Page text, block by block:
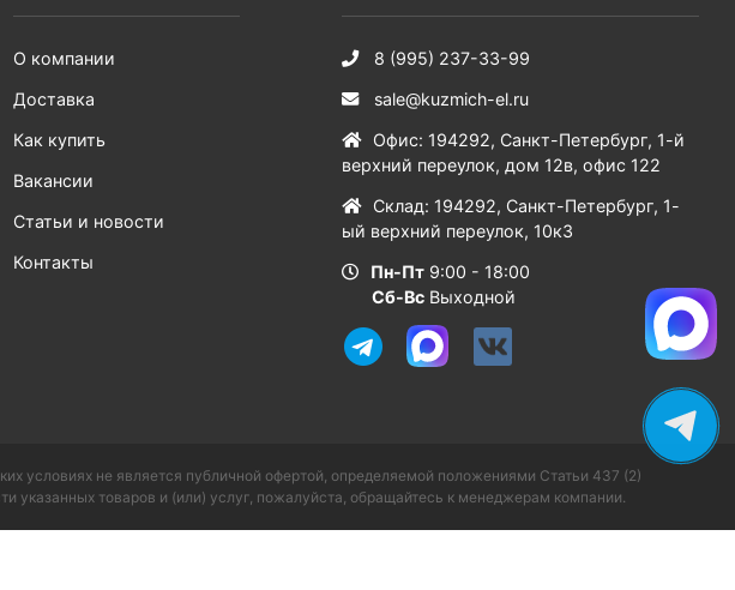
О компании
Доставка
Как купить
Вакансии
Статьи и новости
Контакты
8 (995) 237-33-99
sale@kuzmich-el.ru
Офис: 194292, Санкт-Петербург, 1-й
верхний переулок, дом 12в, офис 122
Склад: 194292, Санкт-Петербург, 1-
ый верхний переулок, 10к3
Пн-Пт 9:00 - 18:00
Сб-ВсВыходной
условиях не является публичной офертой, определяемой положениями Статьи 437 (2)
указанных товаров и (или) услуг, пожалуйста, обращайтесь к менеджерам компании.